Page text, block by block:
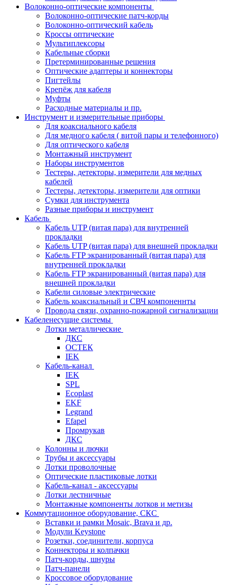
Волоконно-оптические компоненты
Волоконно-оптические патч-корды
Волоконно-оптический кабель
Кроссы оптические
Мультиплексоры
Кабельные сборки
Претерминированные решения
Оптические адаптеры и коннекторы
Пигтейлы
Крепёж для кабеля
Муфты
Расходные материалы и пр.
Инструмент и измерительные приборы
Для коаксиального кабеля
Для медного кабеля ( витой пары и телефонного)
Для оптического кабеля
Монтажный инструмент
Наборы инструментов
Тестеры, детекторы, измерители для медных
кабелей
Тестеры, детекторы, измерители для оптики
Сумки для инструмента
Разные приборы и инструмент
Кабель
Кабель UTP (витая пара) для внутренней
прокладки
Кабель UTP (витая пара) для внешней прокладки
Кабель FTP экранированный (витая пара) для
внутренней прокладки
Кабель FTP экранированный (витая пара) для
внешней прокладки
Кабели силовые электрические
Кабель коаксиальный и СВЧ компоненнты
Провода связи, охранно-пожарной сигнализации
Кабеленесущие системы
Лотки металлические
ДКС
ОСТЕК
IEK
Кабель-канал
IEK
SPL
Ecoplast
EKF
Legrand
Efapel
Промрукав
ДКС
Колонны и лючки
Трубы и аксессуары
Лотки проволочные
Оптические пластиковые лотки
Кабель-канал - аксессуары
Лотки лестничные
Монтажные компоненты лотков и метизы
Коммутационное оборудование, СКС
Вставки и рамки Mosaic, Brava и др.
Модули Keystone
Розетки, соединители, корпуса
Коннекторы и колпачки
Патч-корды, шнуры
Патч-панели
Кроссовое оборудование